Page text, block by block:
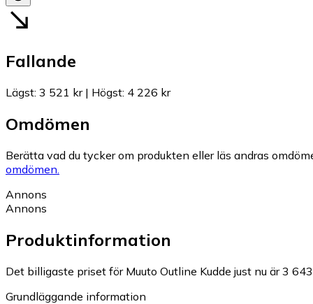
Fallande
Lägst: 3 521 kr| Högst: 4 226 kr
Omdömen
Berätta vad du tycker om produkten eller läs andras
omdömen.
Annons
Annons
Produktinformation
Det billigaste priset för Muuto Outline Kudde just nu är 3
Grundläggande information